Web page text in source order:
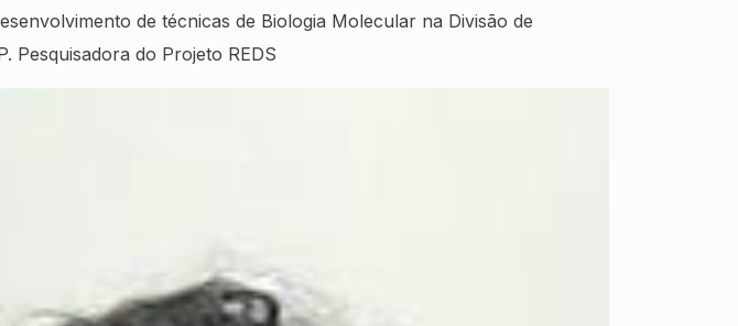
de técnicas de Biologia Molecular na Divisão de
Pesquisadora do Projeto REDS